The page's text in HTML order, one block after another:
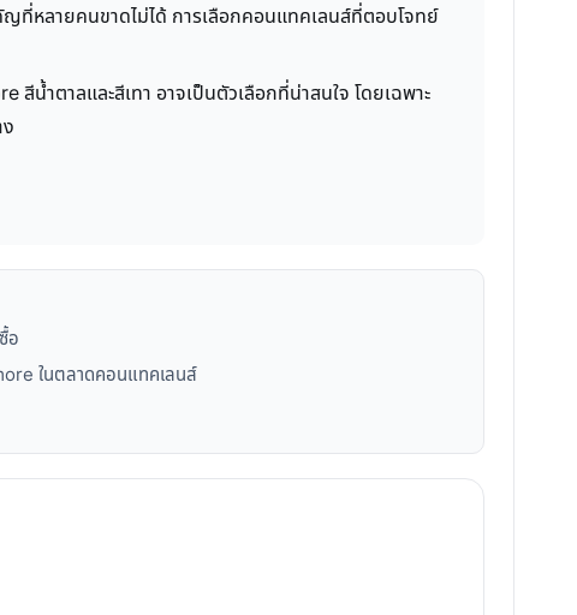
ที่หลายคนขาดไม่ได้ การเลือกคอนแทคเลนส์ที่ตอบโจทย์
ำตาลและสีเทา อาจเป็นตัวเลือกที่น่าสนใจ โดยเฉพาะ
อ
ในตลาดคอนแทคเลนส์